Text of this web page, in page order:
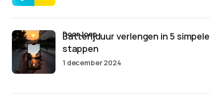
Batterijduur verlengen in 5 simpele
stappen
door Joep
1 december 2024